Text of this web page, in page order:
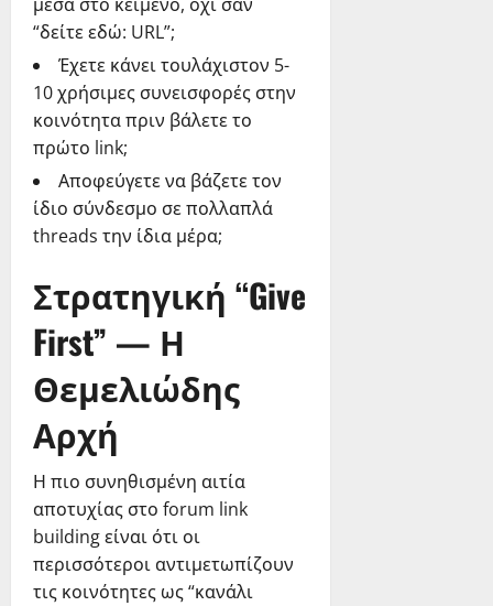
“δείτε εδώ: URL”;
Έχετε κάνει τουλάχιστον 5-
10 χρήσιμες συνεισφορές στην
κοινότητα πριν βάλετε το
πρώτο link;
Αποφεύγετε να βάζετε τον
ίδιο σύνδεσμο σε πολλαπλά
threads την ίδια μέρα;
Στρατηγική “Give
First” — Η
Θεμελιώδης
Αρχή
Η πιο συνηθισμένη αιτία
αποτυχίας στο forum link
building είναι ότι οι
περισσότεροι αντιμετωπίζουν
τις κοινότητες ως “κανάλι